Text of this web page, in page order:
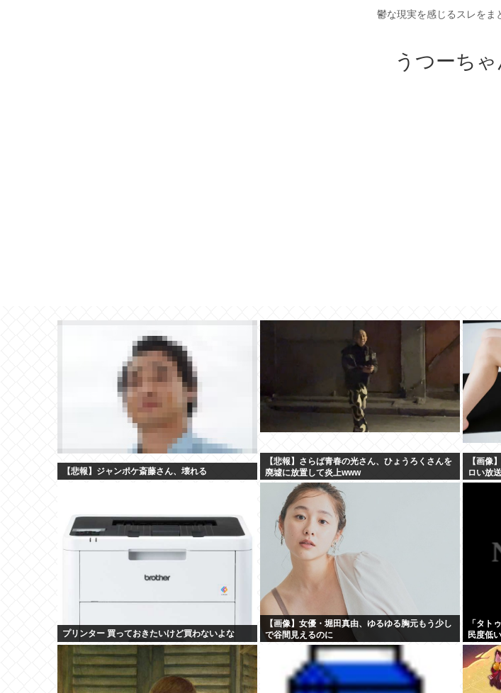
鬱な現実を感じるスレをま
うつーち
【悲報】ジャンポケ斎藤さん、壊れる
【悲報】さらば青春の光さん、ひょうろくさんを
廃墟に放置して炎上www
【画像
ロい放
プリンター 買っておきたいけど買わないよな
【画像】女優・堀田真由、ゆるゆる胸元もう少し
で谷間見えるのに
「タト
民度低
が話題